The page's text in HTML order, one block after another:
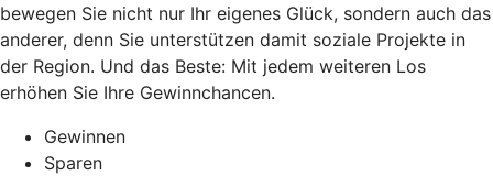
bewegen Sie nicht nur Ihr eigenes Glück, sondern auch das
anderer, denn Sie unterstützen damit soziale Projekte in
der Region. Und das Beste: Mit jedem weiteren Los
erhöhen Sie Ihre Gewinnchancen.
Gewinnen
Sparen